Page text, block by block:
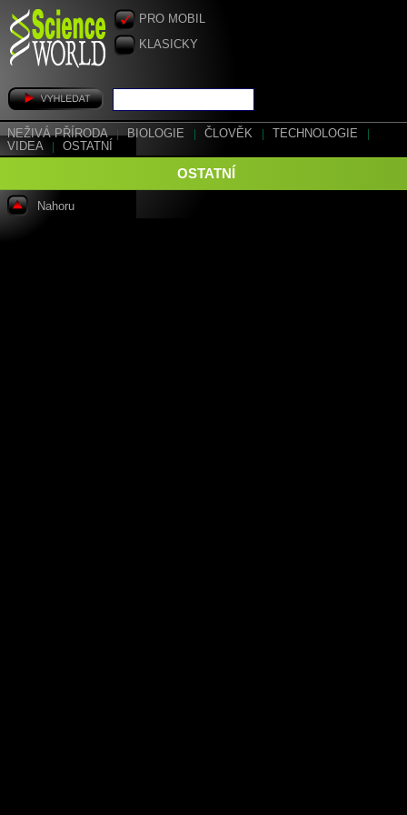
PRO MOBIL
KLASICKY
NEŽIVÁ PŘÍRODA | BIOLOGIE ČLOVĚK TECHNOLOGIE
VIDEA
OSTATNÍ
OSTATNÍ
Nahoru